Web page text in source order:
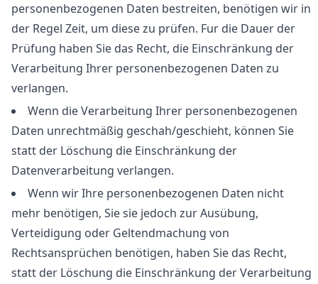
personenbezogenen Daten bestreiten, benötigen wir in
der Regel Zeit, um diese zu prüfen. Fur die Dauer der
Prüfung haben Sie das Recht, die Einschränkung der
Verarbeitung Ihrer personenbezogenen Daten zu
verlangen.
Wenn die Verarbeitung Ihrer personenbezogenen
Daten unrechtmäßig geschah/geschieht, können Sie
statt der Löschung die Einschränkung der
Datenverarbeitung verlangen.
Wenn wir Ihre personenbezogenen Daten nicht
mehr benötigen, Sie sie jedoch zur Ausübung,
Verteidigung oder Geltendmachung von
Rechtsansprüchen benötigen, haben Sie das Recht,
statt der Löschung die Einschränkung der Verarbeitung